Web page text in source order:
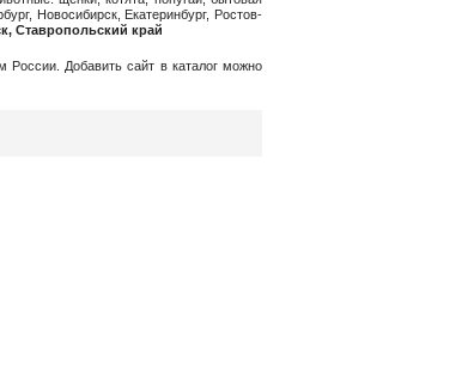
Новосибирск, Екатеринбург, Ростов-
Ставропольский край
России. Добавить сайт в каталог можно